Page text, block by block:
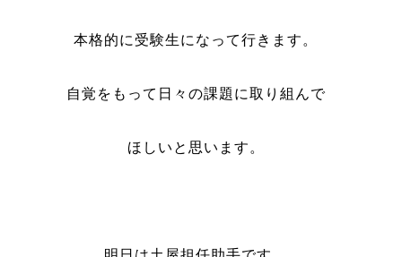
本格的に受験生になって行きます。
自覚をもって日々の課題に取り組んで
ほしいと思います。